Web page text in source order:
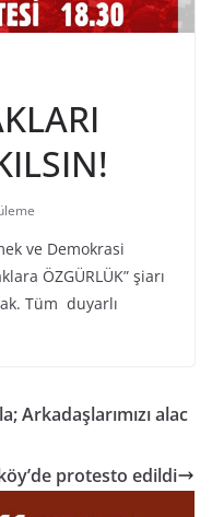
ve Demokrasi
ÖZGÜRLÜK” şiarı
Tüm duyarlı
Arkadaşlarımızı alac
protesto edildi